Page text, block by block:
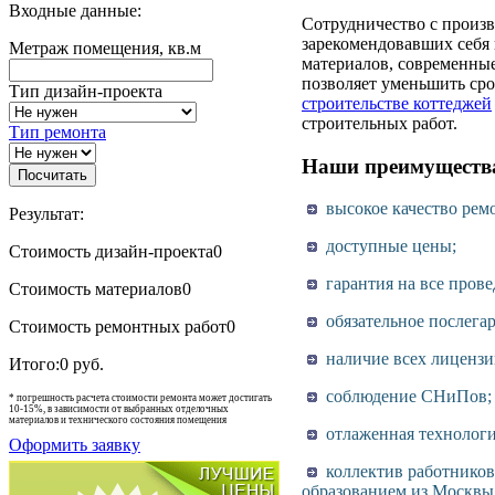
Входные данные:
Метраж помещения, кв.м
Тип дизайн-проекта
Тип ремонта
Результат:
Стоимость дизайн-проекта0
Стоимость материалов0
Стоимость ремонтных работ0
Итого:0 руб.
* погрешность расчета стоимости ремонта может достигать
10-15%, в зависимости от выбранных отделочных
материалов и технического состояния помещения
Оформить заявку
Сотрудничество с
зарекомендовавших
материалов,
позволяет уменьшить
строительстве коттеджей
строительных работ.
Наши
высокое качество
доступные цены;
гарантия на все
обязательное
наличие всех
соблюдение СНиПов;
отлаженная
коллектив